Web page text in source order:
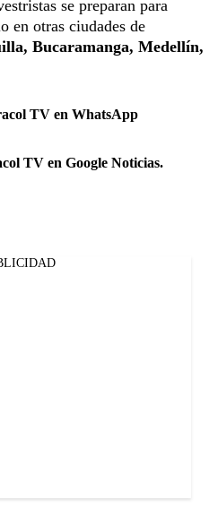
se preparan para
en otras ciudades de
Bucaramanga, Medellín,
TV en WhatsApp
TV en Google Noticias.